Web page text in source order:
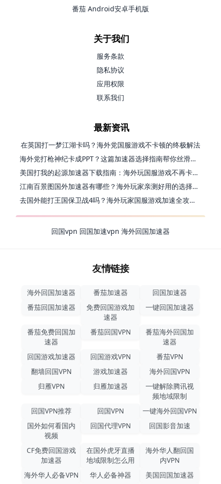
番茄 Android安卓手机版
关于我们
服务条款
隐私协议
应用权限
联系我们
最新资讯
在英国打一梦江湖卡吗？海外党国服游戏不卡顿的终极解法
海外党打枪神纪卡成PPT？这篇加速器选择指南帮你丝滑上分
美国打我的起源加速器下载指南：海外玩国服游戏不再卡的终极方案
江南百景图国外加速器有哪些？海外玩家亲测好用的选择与避坑指南
去国外能打王国保卫战4吗？海外玩家国服游戏加速全攻略（附公主连结幻想江湖实测）
回国vpn 回国加速vpn 海外回国加速器
友情链接
海外回国加速器 番茄加速器
回国加速器
番茄回国加速器
免费回国游戏加
速器
一键回国加速器
番茄免费回国加
速器
番茄回国VPN
番茄海外回国加
速器
回国游戏加速器
回国游戏VPN
番茄VPN
翻墙回国VPN
游戏加速器
海外回国VPN
归雁VPN
归雁加速器
一键解除腾讯视
频地域限制
回国VPN推荐
回国VPN
一键海外回国VPN
国外如何看国内
视频
回国代理VPN 回国影音加速
CF免费回国游戏
加速器
在国外虎牙直播
地域限制怎么用
海外华人翻回国
内VPN
海外华人必备VPN
华人必备神器
美国回国加速器